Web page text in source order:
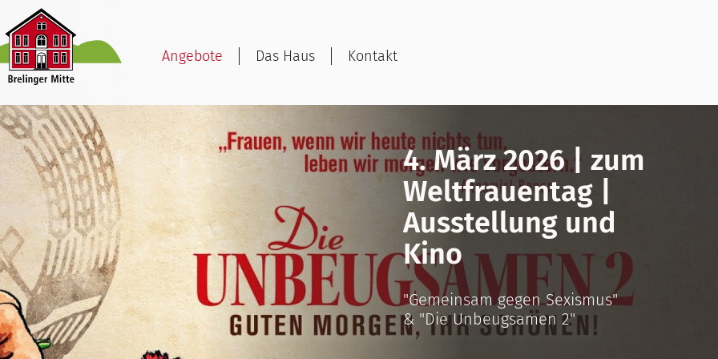
Angebote Das Haus Kontakt
4. März 2026 | zum
Weltfrauentag |
Ausstellung und
Kino
"Gemeinsam gegen Sexismus"
& "Die Unbeugsamen 2"